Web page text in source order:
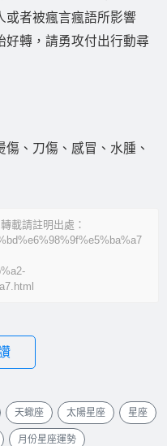
或者被瘋言瘋語所影響
好轉，請勇攻付出行動尋
、刀傷、感冒、水腫、
載請註明出處：
天蠍座 太陽星座 星座
月份星座運勢